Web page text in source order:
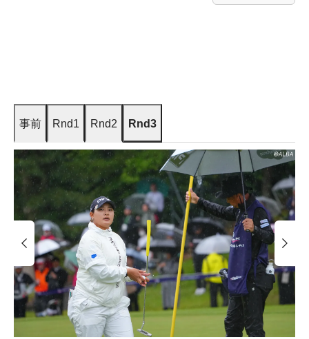
事前 Rnd1 Rnd2 Rnd3